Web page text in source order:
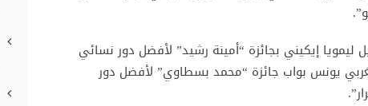
إيكيني بجائزة “أمينة رشيد” لأفضل دور نسائي
يونس بواب جائزة “محمد بسطاوي” لأفضل دور